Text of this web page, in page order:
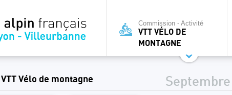
Commission - Activité
VTT VÉLO DE
MONTAGNE
Vélo de montagne